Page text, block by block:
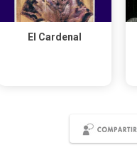
El Cardenal